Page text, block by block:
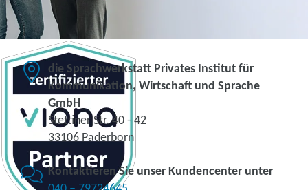
die Sprachwerkstatt Privates Institut für
Kommunikation, Wirtschaft und Sprache
GmbH
Stettiner Str. 40 - 42
33106 Paderborn
Kontaktieren Sie unser Kundencenter unter